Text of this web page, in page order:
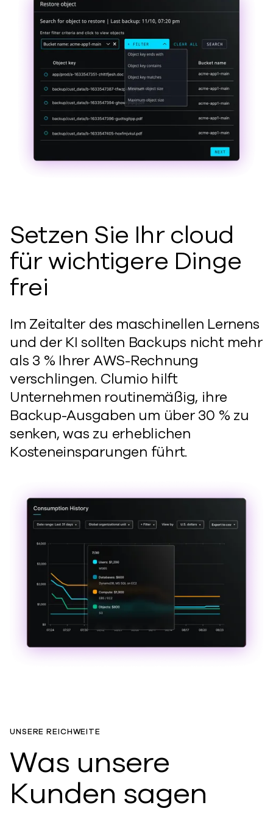
Setzen Sie Ihr cloud
für wichtigere Dinge
frei
Im Zeitalter des maschinellen Lernens
und der KI sollten Backups nicht mehr
als 3 % Ihrer AWS-Rechnung
verschlingen. Clumio hilft
Unternehmen routinemäßig, ihre
Backup-Ausgaben um über 30 % zu
senken, was zu erheblichen
Kosteneinsparungen führt.
UNSERE REICHWEITE
Was unsere
Kunden sagen